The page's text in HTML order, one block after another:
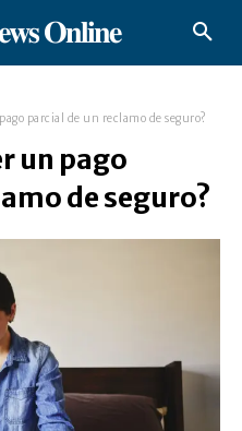
𝐎𝐧𝐥𝐢𝐧𝐞
parcial de un reclamo de seguro?
un pago
de seguro?